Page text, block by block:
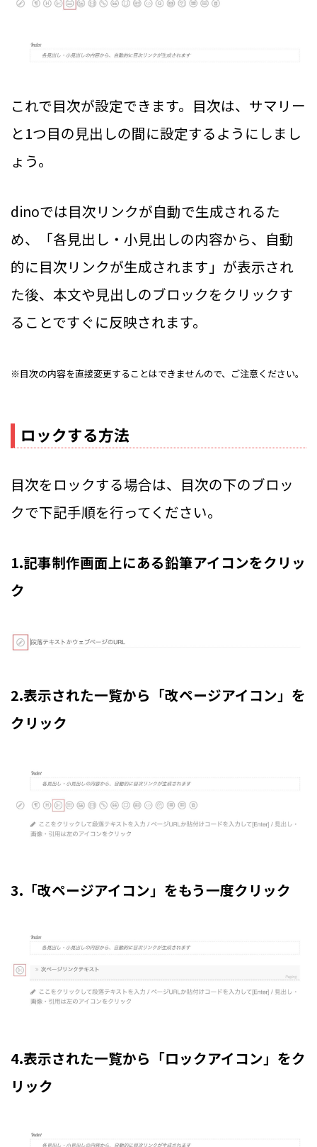
これで目次が設定できます。目次は、サマリー
と1つ目の見出しの間に設定するようにしまし
ょう。
dinoでは目次リンクが自動で生成されるた
め、「各見出し・小見出しの内容から、自動
的に目次リンクが生成されます」が表示され
た後、本文や見出しのブロックをクリックす
ることですぐに反映されます。
※目次の内容を直接変更することはできませんので、ご注意ください。
ロックする方法
目次をロックする場合は、目次の下のブロッ
クで下記手順を行ってください。
1.記事制作画面上にある鉛筆アイコンをクリッ
ク
2.表示された一覧から「改ページアイコン」を
クリック
3.「改ページアイコン」をもう一度クリック
4.表示された一覧から「ロックアイコン」をク
リック